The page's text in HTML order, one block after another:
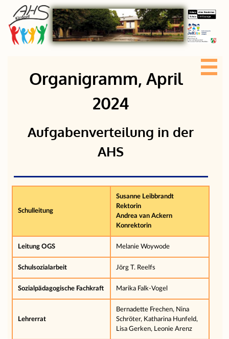
Organigramm, April
2024
Aufgabenverteilung in der
AHS
Schulleitung
Susanne Leibbrandt
Rektorin
Andrea van Ackern
Konrektorin
Leitung OGS Melanie Woywode
Schulsozialarbeit Jörg T. Reelfs
Sozialpädagogische Fachkraft Marika Falk-Vogel
Lehrerrat
Bernadette Frechen, Nina
Schröter, Katharina Hunfeld,
Lisa Gerken, Leonie Arenz